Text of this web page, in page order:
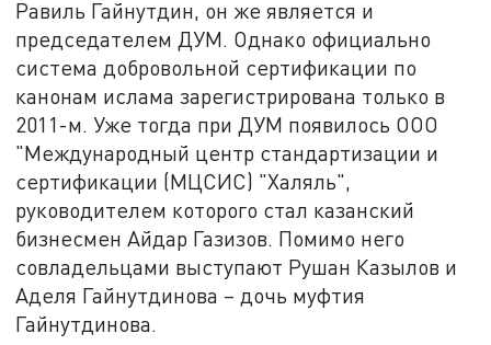
Равиль Гайнутдин, он же является и
председателем ДУМ. Однако официально
система добровольной сертификации по
канонам ислама зарегистрирована только в
2011-м. Уже тогда при ДУМ появилось ООО
"Международный центр стандартизации и
сертификации (МЦСИС) "Халяль",
руководителем которого стал казанский
бизнесмен Айдар Газизов. Помимо него
совладельцами выступают Рушан Казылов и
Аделя Гайнутдинова – дочь муфтия
Гайнутдинова.